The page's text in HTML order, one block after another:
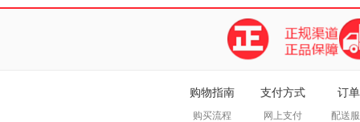
购物指南
购买流程
支付方式
网上支付
订
配送